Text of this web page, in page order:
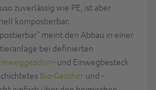
zuverlässig wie PE, ist aber
kompostierbar.
meint den Abbau in einer
bei definierten
- und Einwegbesteck
Bio-Geschirr und -